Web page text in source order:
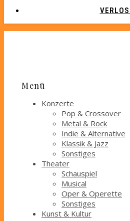
Menü
Konzerte
Pop & Crossover
Metal & Rock
Indie & Alternative
Klassik & Jazz
Sonstiges
Theater
Schauspiel
Musical
Oper & Operette
Sonstiges
Kunst & Kultur